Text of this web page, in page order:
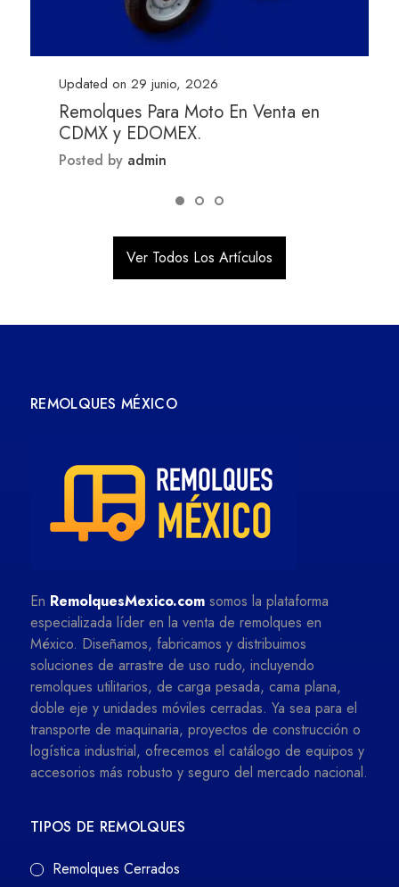
Updated on 29 junio, 2026
Remolques Para Moto En Venta en
CDMX y EDOMEX.
Posted by admin
Ver Todos Los Artículos
REMOLQUES MÉXICO
En RemolquesMexico.com somos la plataforma
especializada líder en la venta de remolques en
México. Diseñamos, fabricamos y distribuimos
soluciones de arrastre de uso rudo, incluyendo
remolques utilitarios, de carga pesada, cama plana,
doble eje y unidades móviles cerradas. Ya sea para el
transporte de maquinaria, proyectos de construcción o
logística industrial, ofrecemos el catálogo de equipos y
accesorios más robusto y seguro del mercado nacional.
TIPOS DE REMOLQUES
Remolques Cerrados